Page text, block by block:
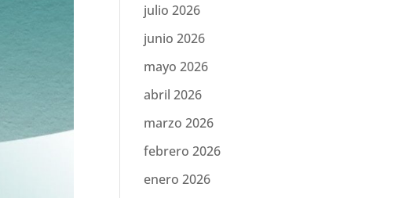
julio 2026
junio 2026
mayo 2026
abril 2026
marzo 2026
febrero 2026
enero 2026